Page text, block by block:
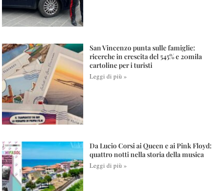
San Vincenzo punta sulle famiglie:
ricerche in crescita del 545% e 20mila
cartoline per i turisti
Leggi di più »
Da Lucio Corsi ai Queen e ai Pink Floyd:
quattro notti nella storia della musica
Leggi di più »